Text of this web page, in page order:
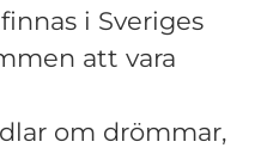
i Sveriges
att vara
om drömmar,